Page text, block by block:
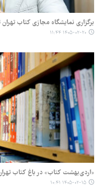
برگزاری نمایشگاه مجازی کتاب
۱۴۰۵-۰۲-۲۰ ۱۱:۴۴
«اردی‌بهشت کتاب» در باغ کتاب
۱۴۰۵-۰۲-۱۵ ۱۰:۴۱